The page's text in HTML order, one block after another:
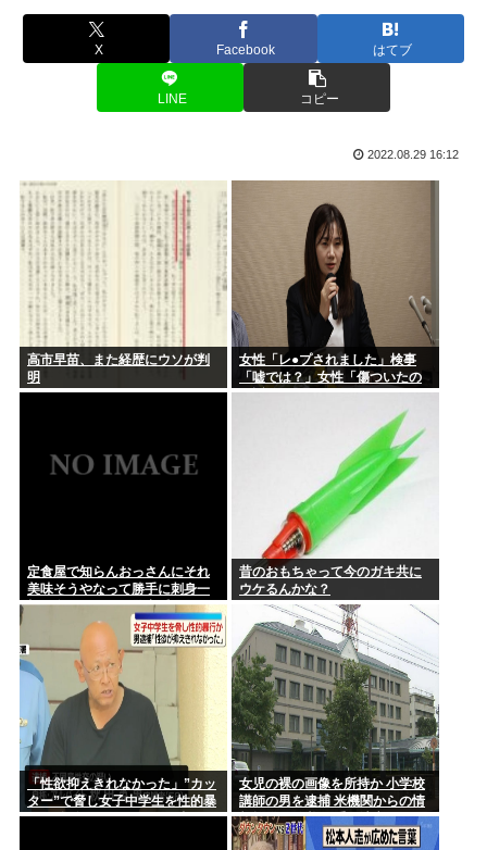
台湾メディア「態度の悪い日本の店員を黙らせる方法」
【SSD】1TBで1.5万とか、買った時の倍なんだけど今だと買
同僚からせんべいを貰おうとしたら呆れられた。「ひとカケラ
ちょうだ...
【悲報】上司さんからタコ殴りにされて被害届出したんやけど
示談金ど...
元ジャンポケ斎藤メンバー、二人殺したクルド人より罰が重く
て炎上w...
夏休み全く面白くないんだが
在留カードの更新しに入管に行ったけど父親がぐったいしてて
こわい要...
安倍晋三がお盆で帰ってくる時に乗ってそうなもの
今度リフォーム業者と打ち合わせするんだけど事前に床下見て
おきたい...
にじさんじvtuber、過酷な1日を公開
BMWオーナー、激怒。2,000万円超の高級車を買ったのに、
ネット銀の住宅ローン変動金利、日銀を上回る引き上げ続出
高市早苗首相の熊本地震視察PV、芸人にバカにされる「北朝
「人手不足」ではなく「低賃金不足」だった 社員に見限られ
て次々と...
【ジャニーズ】光GENJI、サブスク&DL配信が解禁 デビュー
3...
X Facebook はてブ
LINE コピー
2022.08.29 16:12
高市早苗、また経歴にウソが判
明
女性「レ●プされました」検事
「嘘では？」女性「傷ついたの
で訴えます」
定食屋で知らんおっさんにそれ
美味そうやなって勝手に刺身一
切れ食われたから警察呼んだ
昔のおもちゃって今のガキ共に
ウケるんかな？
「性欲抑えきれなかった」”カッ
ター”で脅し女子中学生を性的暴
行か 自称アルバイトの56歳男を
女児の裸の画像を所持か 小学校
講師の男を逮捕 米機関からの情
報提供で発覚 三重・津市